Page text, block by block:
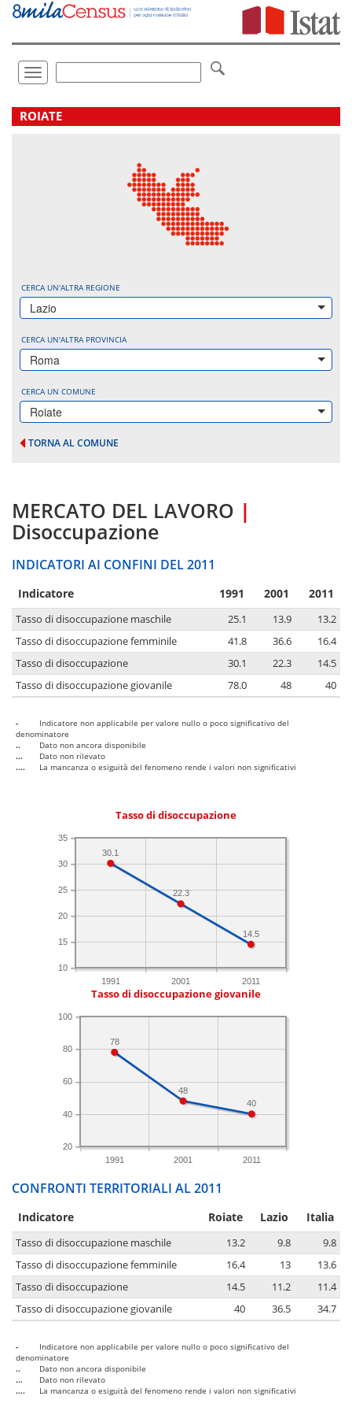
Vai
direttamente
Toggle
navigation
.
ROIATE
CERCA UN'ALTRA REGIONE
Lazio
CERCA UN'ALTRA PROVINCIA
Roma
CERCA UN COMUNE
Roiate
TORNA AL COMUNE
MERCATO DEL LAVORO |
Disoccupazione
INDICATORI AI CONFINI DEL 2011
Indicatore 1991 2001 2011
Tasso di disoccupazione maschile 25.1 13.9
13.2
Tasso di disoccupazione femminile
41.8 36.6
16.4
Tasso di disoccupazione
30.1 22.3
14.5
Tasso di disoccupazione giovanile
78.0 48 40
-
Indicatore non applicabile per valore nullo o poco significativo del
denominatore
..
Dato non ancora disponibile
...
Dato non rilevato
....
La mancanza o esiguità del fenomeno rende i valori non significativi
Tasso di disoccupazione
1991 2001 2011
10
15
20
25
30
35
14.5
22.3
30.1
Tasso di disoccupazione giovanile
1991 2001 2011
20
40
60
80
100
40
48
78
CONFRONTI TERRITORIALI AL 2011
Indicatore Roiate Lazio Italia
Tasso di disoccupazione maschile 13.2 9.8
9.8
Tasso di disoccupazione femminile
16.4 13
13.6
Tasso di disoccupazione
14.5 11.2
11.4
Tasso di disoccupazione giovanile
40 36.5 34.7
-
Indicatore non applicabile per valore nullo o poco significativo del
denominatore
..
Dato non ancora disponibile
...
Dato non rilevato
....
La mancanza o esiguità del fenomeno rende i valori non significativi